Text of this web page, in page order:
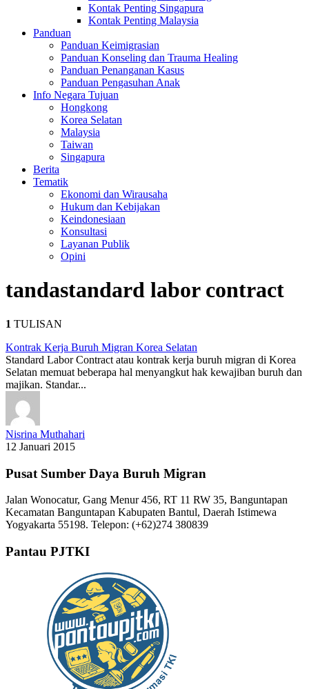
Kontak Penting Singapura
Kontak Penting Malaysia
Panduan
Panduan Keimigrasian
Panduan Konseling dan Trauma Healing
Panduan Penanganan Kasus
Panduan Pengasuhan Anak
Info Negara Tujuan
Hongkong
Korea Selatan
Malaysia
Taiwan
Singapura
Berita
Tematik
Ekonomi dan Wirausaha
Hukum dan Kebijakan
Keindonesiaan
Konsultasi
Layanan Publik
Opini
tandastandard labor contract
1 TULISAN
Kontrak Kerja Buruh Migran Korea Selatan
Standard Labor Contract atau kontrak kerja buruh migran di Korea
Selatan memuat beberapa hal menyangkut hak kewajiban buruh dan
majikan. Standar...
Nisrina Muthahari
12 Januari 2015
Pusat Sumber Daya Buruh Migran
Jalan Wonocatur, Gang Menur 456, RT 11 RW 35, Banguntapan
Kecamatan Banguntapan Kabupaten Bantul, Daerah Istimewa
Yogyakarta 55198. Telepon: (+62)274 380839
Pantau PJTKI